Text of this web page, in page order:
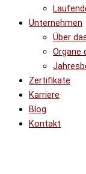
Unternehmen
Über
Organe
Zertifikate
Karriere
Blog
Kontakt